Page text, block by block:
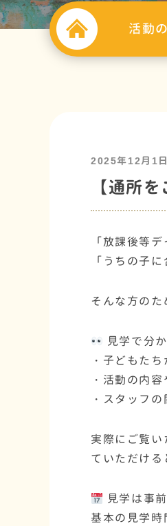
活動
2025年12月1日
【通所
「放課後等
「うちの子
そんな方の
見学で分
・子どもた
・活動の内
・スタッフ
実際にご覧
ていただける
見学は事
基本の見学時